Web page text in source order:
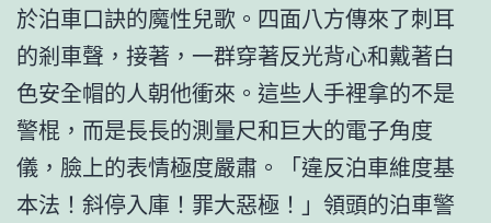
於泊車口訣的魔性兒歌。四面八方傳來了刺耳
的剎車聲，接著，一群穿著反光背心和戴著白
色安全帽的人朝他衝來。這些人手裡拿的不是
警棍，而是長長的測量尺和巨大的電子角度
儀，臉上的表情極度嚴肅。「違反泊車維度基
本法！斜停入庫！罪大惡極！」領頭的泊車警